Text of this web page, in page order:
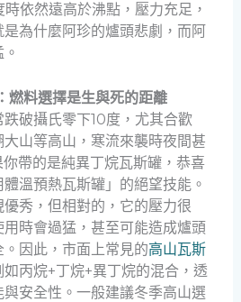
依然遠高於沸點，壓力充足，
為什麼阿珍的爐頭悲劇，而阿
料選擇是生與死的距離
破攝氏零下10度，尤其合歡
山等高山，寒流來襲時夜間甚
帶的是純異丁烷瓦斯罐，恭喜
溫預熱瓦斯罐」的絕望技能。
秀，但相對的，它的壓力很
時會過猛，甚至可能造成爐頭
因此，市面上常見的高山瓦斯
丙烷+丁烷+異丁烷的混合，透
安全性。一般建議冬季高山選